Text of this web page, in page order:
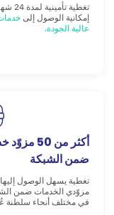
تغطية
إمكانية الوصول إلى
عالية الجودة.
أكثر من 50
ضمن الشبكة
تغطية يسهل الوصول
مزوّدي الخدمات ضمن
في مختلف أنحاء سلطنة